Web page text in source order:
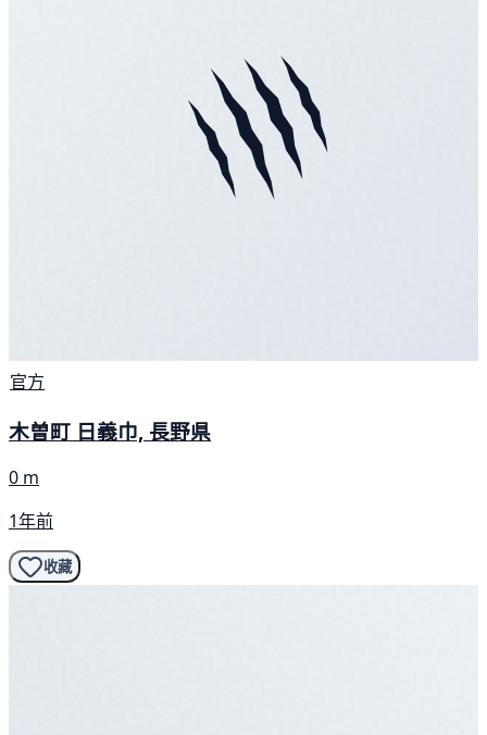
官方
木曽町 日義巾, 長野県
0 m
1年前
收藏